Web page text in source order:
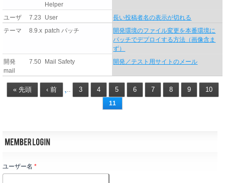
Helper
ユーザ 7.23 User
長い投稿者名の表示が切れる
テーマ
8.9.x patch パッチ
開発環境のファイル変更を本番環境に
パッチでデプロイする方法（画像含ま
ず）
開発
mail
7.50 Mail Safety 開発／テスト用サイトのメール
« 先頭 ‹ 前 … 3 4 5 6 7 8 9 10
11
ユーザー名 *